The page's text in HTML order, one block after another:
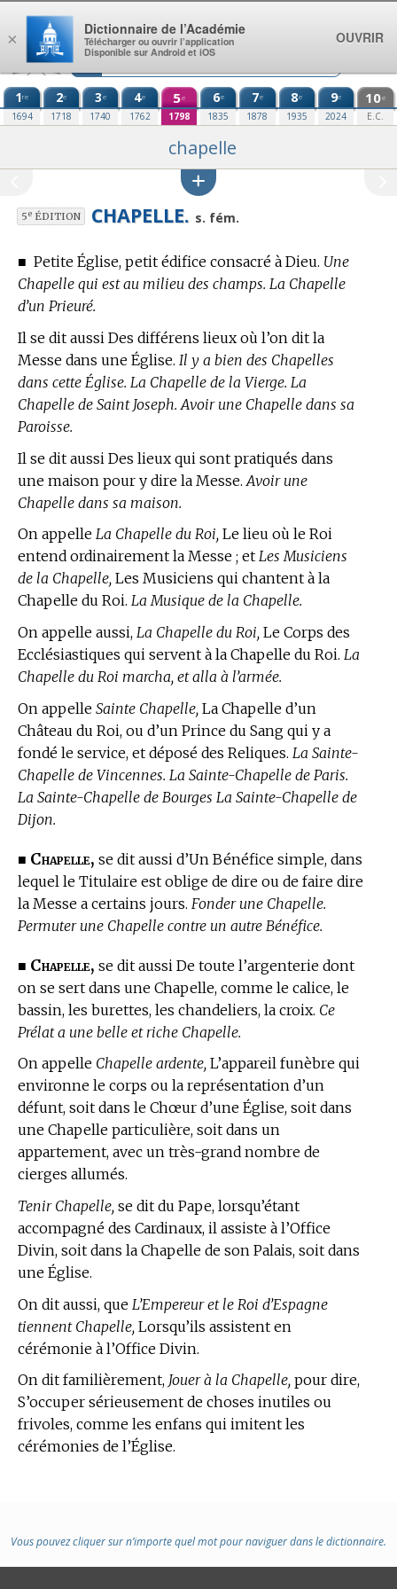
Aller au contenu
1re
1694
2e
1718
3e
1740
4e
1762
5e
1798
6e
1835
7e
1878
8e
1935
9e
2024
10e
E.C.
chapelle
5eÉDITION CHAPELLE. s. fém.
■ Petite Église, petit édifice consacré à Dieu. Une
Chapelle qui est au milieu des champs. La Chapelle
d’un Prieuré.
Il se dit aussi Des différens lieux où l’on dit la
Messe dans une Église. Il y a bien des Chapelles
dans cette Église. La Chapelle de la Vierge. La
Chapelle de Saint Joseph. Avoir une Chapelle dans sa
Paroisse.
Il se dit aussi Des lieux qui sont pratiqués dans
une maison pour y dire la Messe. Avoir une
Chapelle dans sa maison.
On appelle La Chapelle du Roi, Le lieu où le Roi
entend ordinairement la Messe ; et Les Musiciens
de la Chapelle, Les Musiciens qui chantent à la
Chapelle du Roi. La Musique de la Chapelle.
On appelle aussi, La Chapelle du Roi, Le Corps des
Ecclésiastiques qui servent à la Chapelle du Roi. La
Chapelle du Roi marcha, et alla à l’armée.
On appelle Sainte Chapelle, La Chapelle d’un
Château du Roi, ou d’un Prince du Sang qui y a
fondé le service, et déposé des Reliques. La Sainte-
Chapelle de Vincennes. La Sainte-Chapelle de Paris.
La Sainte-Chapelle de Bourges La Sainte-Chapelle de
Dijon.
■ Chapelle, se dit aussi d’Un Bénéfice simple, dans
lequel le Titulaire est oblige de dire ou de faire dire
la Messe a certains jours. Fonder une Chapelle.
Permuter une Chapelle contre un autre Bénéfice.
■ Chapelle, se dit aussi De toute l’argenterie dont
on se sert dans une Chapelle, comme le calice, le
bassin, les burettes, les chandeliers, la croix. Ce
Prélat a une belle et riche Chapelle.
On appelle Chapelle ardente, L’appareil funèbre qui
environne le corps ou la représentation d’un
défunt, soit dans le Chœur d’une Église, soit dans
une Chapelle particulière, soit dans un
appartement, avec un très-grand nombre de
cierges allumés.
Tenir Chapelle, se dit du Pape, lorsqu’étant
accompagné des Cardinaux, il assiste à l’Office
Divin, soit dans la Chapelle de son Palais, soit dans
une Église.
On dit aussi, que L’Empereur et le Roi d’Espagne
tiennent Chapelle, Lorsqu’ils assistent en
cérémonie à l’Office Divin.
On dit familièrement, Jouer à la Chapelle, pour dire,
S’occuper sérieusement de choses inutiles ou
frivoles, comme les enfans qui imitent les
cérémonies de l’Église.
Vous pouvez cliquer sur n’importe quel mot pour naviguer dans le dictionnaire.
×
Dictionnaire de l’Académie
Télécharger ou ouvrir l’application
Disponible sur Android et iOS
OUVRIR